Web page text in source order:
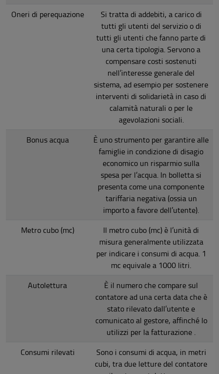
Oneri di perequazione
Si tratta di addebiti, a carico di
tutti gli utenti del servizio o di
tutti gli utenti che fanno parte di
una certa tipologia. Servono a
compensare costi sostenuti
nell’interesse generale del
sistema, ad esempio per sostenere
interventi di solidarietà in caso di
calamità naturali o per le
agevolazioni sociali.
Bonus acqua
È uno strumento per garantire alle
famiglie in condizione di disagio
economico un risparmio sulla
spesa per l’acqua. In bolletta si
presenta come una componente
tariffaria negativa (ossia un
importo a favore dell’utente).
Metro cubo (mc)
Il metro cubo (mc) è l’unità di
misura generalmente utilizzata
per indicare i consumi di acqua. 1
mc equivale a 1000 litri.
Autolettura
È il numero che compare sul
contatore ad una certa data che è
stato rilevato dall’utente e
comunicato al gestore, affinché lo
utilizzi per la fatturazione .
Consumi rilevati
Sono i consumi di acqua, in metri
cubi, tra due letture del contatore